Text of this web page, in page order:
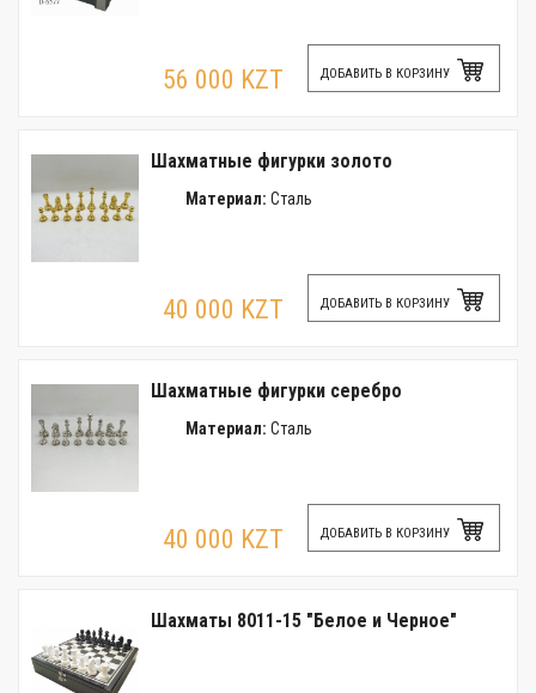
56 000 KZT ДОБАВИТЬ В КОРЗИНУ
Шахматные фигурки золото
Материал: Сталь
40 000 KZT ДОБАВИТЬ В КОРЗИНУ
Шахматные фигурки серебро
Материал: Сталь
40 000 KZT ДОБАВИТЬ В КОРЗИНУ
Шахматы 8011-15 "Белое и Черное"